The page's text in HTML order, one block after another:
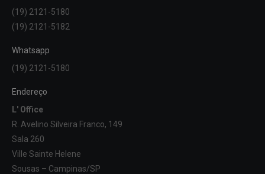
(19) 2121-5180
(19) 2121-5182
Whatsapp
(19) 2121-5180
Endereço
L' Office
R. Avelino Silveira Franco, 149
Sala 260
Ville Sainte Helene
Sousas – Campinas/SP